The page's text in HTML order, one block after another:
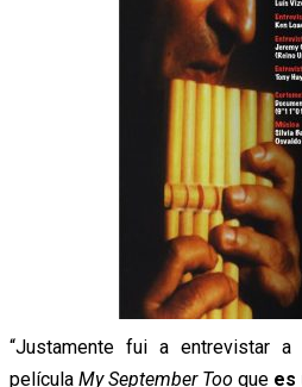
“Justamente fui a entrevistar
película My September Too que es